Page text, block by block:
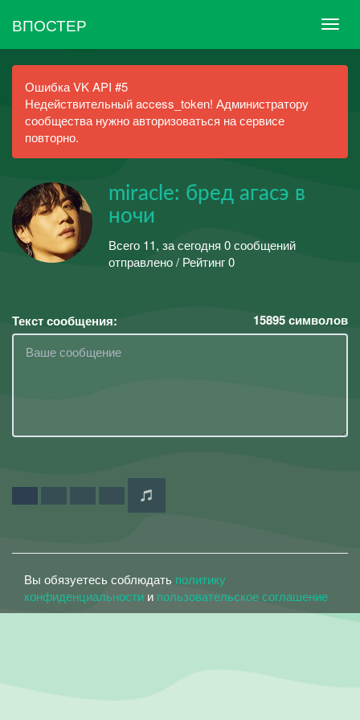
ВПОСТЕР
Ошибка VK API #5
Недействительный access_token! Администратору
сообщества нужно авторизоваться на сервисе
повторно.
miracle: бред агасэ в
ночи
Всего 11, за сегодня 0 сообщений
отправлено / Рейтинг 0
Текст сообщения: 15895символов
Вы обязуетесь соблюдать политику
конфиденциальности и пользовательское соглашение